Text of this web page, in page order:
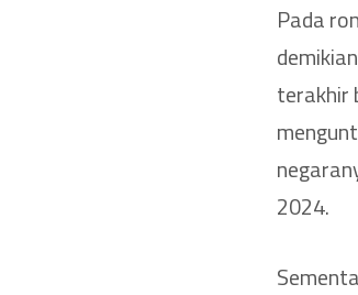
Pada
terakhir
2024.